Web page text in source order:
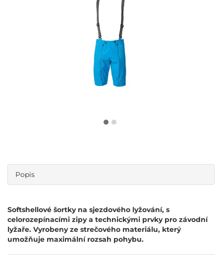
Popis
Softshellové šortky na sjezdového lyžování, s
celorozepínacími zipy a technickými prvky pro závodní
lyžaře. Vyrobeny ze strečového materiálu, který
umožňuje maximální rozsah pohybu.